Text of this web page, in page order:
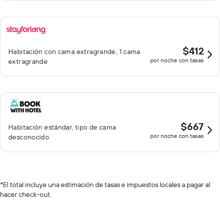
Habitación con cama extragrande, 1 cama
extragrande
$412
por noche con tasas
Habitación estándar, tipo de cama
desconocido
$667
por noche con tasas
*El total incluye una estimación de tasas e impuestos locales a pagar al
hacer check-out.